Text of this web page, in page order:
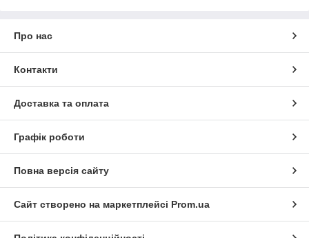
Про нас
Контакти
Доставка та оплата
Графік роботи
Повна версія сайту
Сайт створено на маркетплейсі Prom.ua